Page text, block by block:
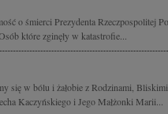
o śmierci Prezydenta Rzeczpospolitej
które zginęły w katastrofie...
się w bólu i żałobie z Rodzinami,
Kaczyńskiego i Jego Małżonki Marii...